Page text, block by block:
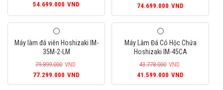
54.699.000 VND
Giá
gốc
76.500.000VND.
74.699.000 VND
hiện
Máy làm đá viên Hoshizaki IM-
35M-2-LM
79.899.000 VND
Giá
gốc
77.299.000 VND
hiện
Máy Làm Đá Có Hộc Chứa
Hoshizaki IM-45CA
43.778.000 VND
Giá
gốc
41.599.000 VND
hiện